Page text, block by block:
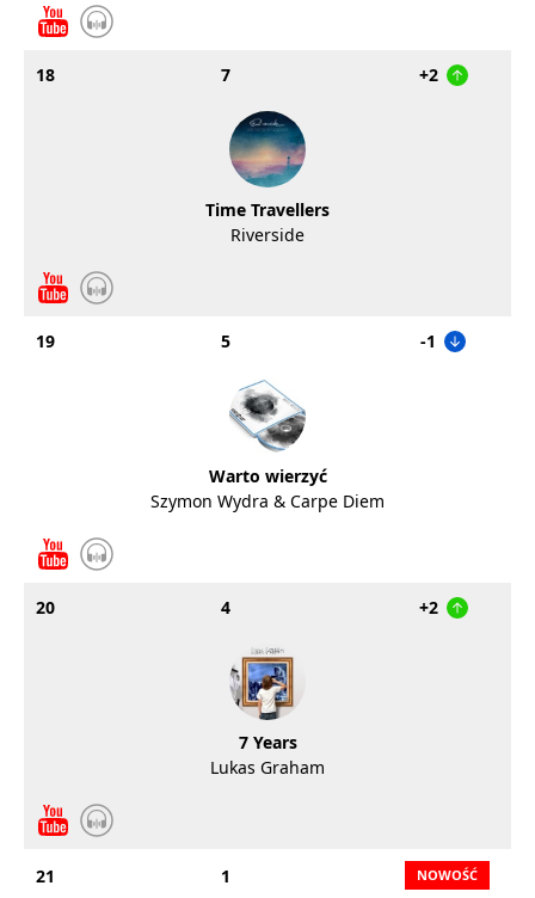
18 7 +2
Time Travellers
Riverside
19 5 -1
Warto wierzyć
Szymon Wydra & Carpe Diem
20 4 +2
7 Years
Lukas Graham
21 1